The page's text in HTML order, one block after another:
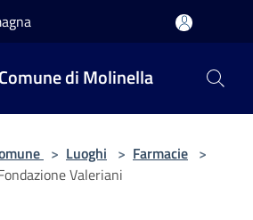
Comune di Molinella
> Luoghi > Farmacie >
Valeriani